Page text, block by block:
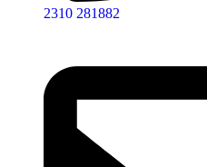
2310 281882